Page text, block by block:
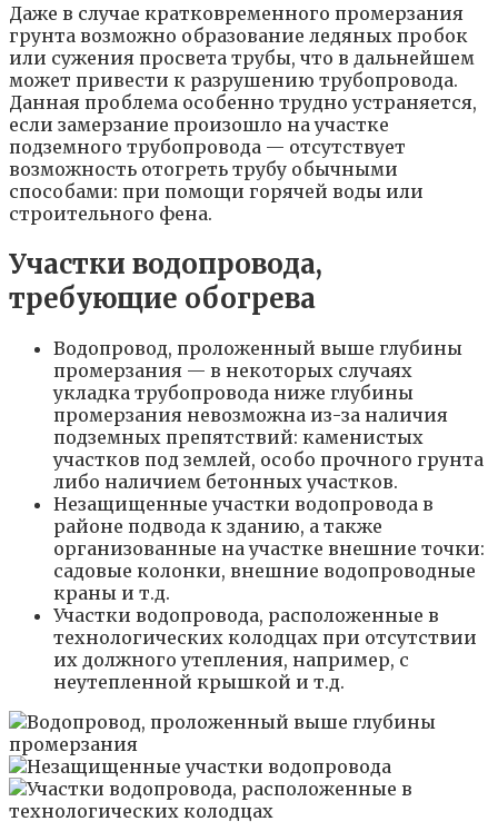
Даже в случае кратковременного промерзания
грунта возможно образование ледяных пробок
или сужения просвета трубы, что в дальнейшем
может привести к разрушению трубопровода.
Данная проблема особенно трудно устраняется,
если замерзание произошло на участке
подземного трубопровода — отсутствует
возможность отогреть трубу обычными
способами: при помощи горячей воды или
строительного фена.
Участки водопровода,
требующие обогрева
Водопровод, проложенный выше глубины
промерзания — в некоторых случаях
укладка трубопровода ниже глубины
промерзания невозможна из-за наличия
подземных препятствий: каменистых
участков под землей, особо прочного грунта
либо наличием бетонных участков.
Незащищенные участки водопровода в
районе подвода к зданию, а также
организованные на участке внешние точки:
садовые колонки, внешние водопроводные
краны и т.д.
Участки водопровода, расположенные в
технологических колодцах при отсутствии
их должного утепления, например, с
неутепленной крышкой и т.д.